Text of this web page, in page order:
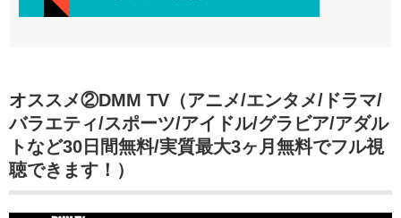
オススメ②DMM TV（アニメ/エンタメ/ドラマ/
バラエティ/スポーツ/アイドル/グラビア/アダル
トなど30日間無料/実質最大3ヶ月無料でフル視
聴できます！）